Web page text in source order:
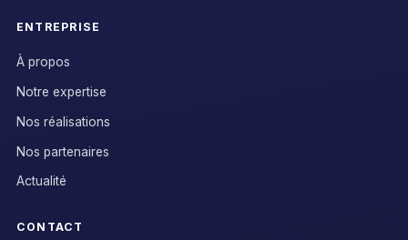
ENTREPRISE
À propos
Notre expertise
Nos réalisations
Nos partenaires
Actualité
CONTACT